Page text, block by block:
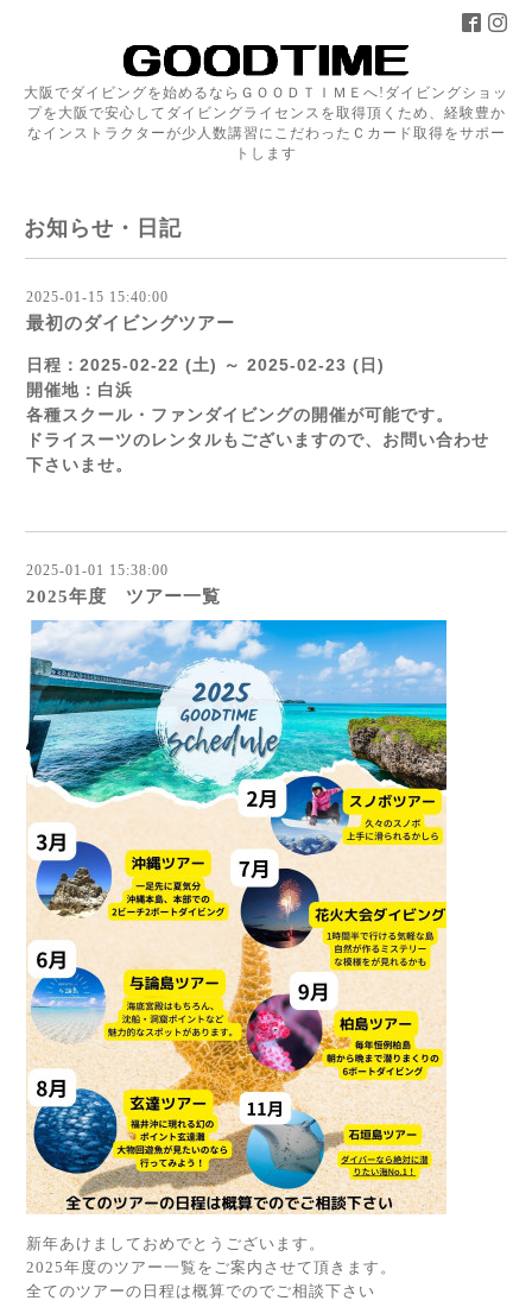
大阪でダイビングを始めるならＧＯＯＤＴＩＭＥへ!ダイビングショッ
プを大阪で安心してダイビングライセンスを取得頂くため、経験豊か
なインストラクターが少人数講習にこだわったＣカード取得をサポー
トします
お知らせ・日記
2025-01-15 15:40:00
最初のダイビングツアー
日程：2025-02-22 (土) ～ 2025-02-23 (日)
開催地：白浜
各種スクール・ファンダイビングの開催が可能です。
ドライスーツのレンタルもございますので、お問い合わせ
下さいませ。
2025-01-01 15:38:00
2025年度 ツアー一覧
新年あけましておめでとうございます。
2025年度のツアー一覧をご案内させて頂きます。
全てのツアーの日程は概算でのでご相談下さい